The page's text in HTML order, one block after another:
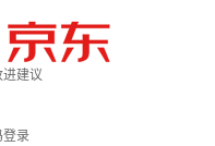
建议
登录